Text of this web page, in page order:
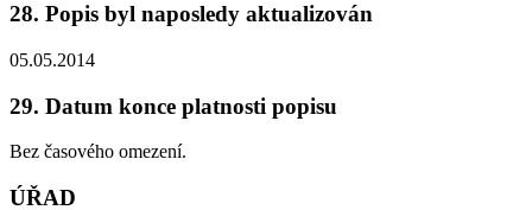
28. Popis byl naposledy aktualizován
05.05.2014
29. Datum konce platnosti popisu
Bez časového omezení.
ÚŘAD